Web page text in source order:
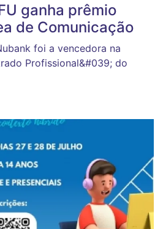
ganha prêmio
de Comunicação
foi a vencedora na
Profissional&#039; do